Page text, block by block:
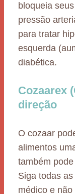
bloqueia
pressão
para tratar
esquerda
diabética.
Cozaarex
direção
O cozaar
alimentos
também
Siga todas
médico e